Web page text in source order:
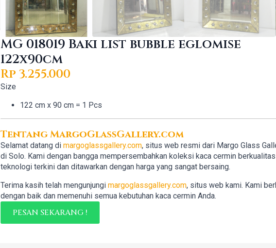
MG 018019 Baki list bubble eglomise
122x90cm
Rp 3.255.000
Size
122 cm x 90 cm = 1 Pcs
Tentang MargoGlassGallery.com
Selamat datang di margoglassgallery.com, situs web resmi dari Margo Glass
di Solo. Kami dengan bangga mempersembahkan koleksi kaca cermin
teknologi terkini dan ditawarkan dengan harga yang sangat bersaing.
Terima kasih telah mengunjungi margoglassgallery.com, situs web kami. Kami
dengan baik dan memenuhi semua kebutuhan kaca cermin Anda.
PESAN SEKARANG !